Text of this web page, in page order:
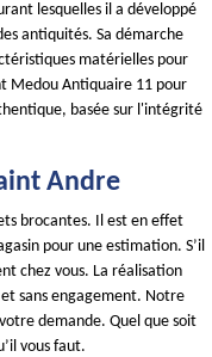
lesquelles il a développé
antiquités. Sa démarche
matérielles pour
Medou Antiquaire 11 pour
basée sur l'intégrité
Andre
brocantes. Il est en effet
pour une estimation. S’il
chez vous. La réalisation
sans engagement. Notre
demande. Quel que soit
vous faut.